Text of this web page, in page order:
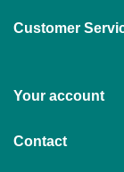
Customer
Your account
Contact